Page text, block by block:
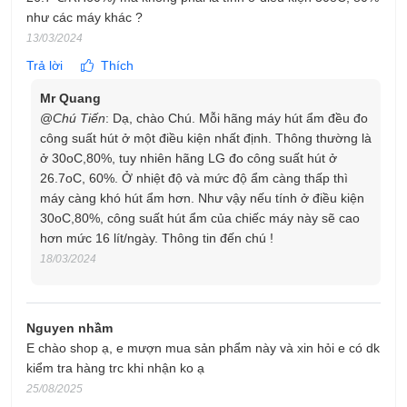
- Chế độ Smart:Máy chạy tự động, có thể cài đặt độ ẩm cần
duy trì, cài đặt tốc độ quạt gió. Máy sẽ tự ngắt khi độ ẩm phòng
dưới mức cài đặt, tự chạy trở lại khi độ ẩm tăng lên.
- Chế độ Jet:
đó quay trở lại chế độ Smart.
- Chế độ Silent:Chế độ tĩnh lặng, độ ồn của máy thấp, phù
hợp sử dụng khi ngủ.
như các máy khác ?
13/03/2024
Trả lời Thích
Mr Quang
@Chú Tiến: Dạ, chào Chú. Mỗi hãng máy hút ẩm đều đo
công suất hút ở một điều kiện nhất định. Thông thường là
ở 30oC,80%, tuy nhiên hãng LG đo công suất hút ở
26.7oC, 60%. Ở nhiệt độ và mức độ ẩm càng thấp thì
máy càng khó hút ẩm hơn. Như vậy nếu tính ở điều kiện
30oC,80%, công suất hút ẩm của chiếc máy này sẽ cao
hơn mức 16 lít/ngày. Thông tin đến chú !
18/03/2024
Nguyen nhầm
E chào shop ạ, e mượn mua sản phẩm này và xin hỏi e có dk
kiểm tra hàng trc khi nhận ko ạ
25/08/2025